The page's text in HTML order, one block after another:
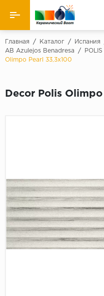
Назад
Производители
Главная / Каталог / Испания
AB Azulejos Benadresa
/
Olimpo Pearl 33,3x100
Decor Polis